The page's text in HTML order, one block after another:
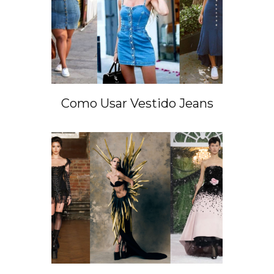
Como Usar Vestido Jeans